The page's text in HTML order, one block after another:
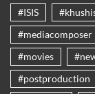
#ISIS
#mediacomposer
#movies
#postproduction